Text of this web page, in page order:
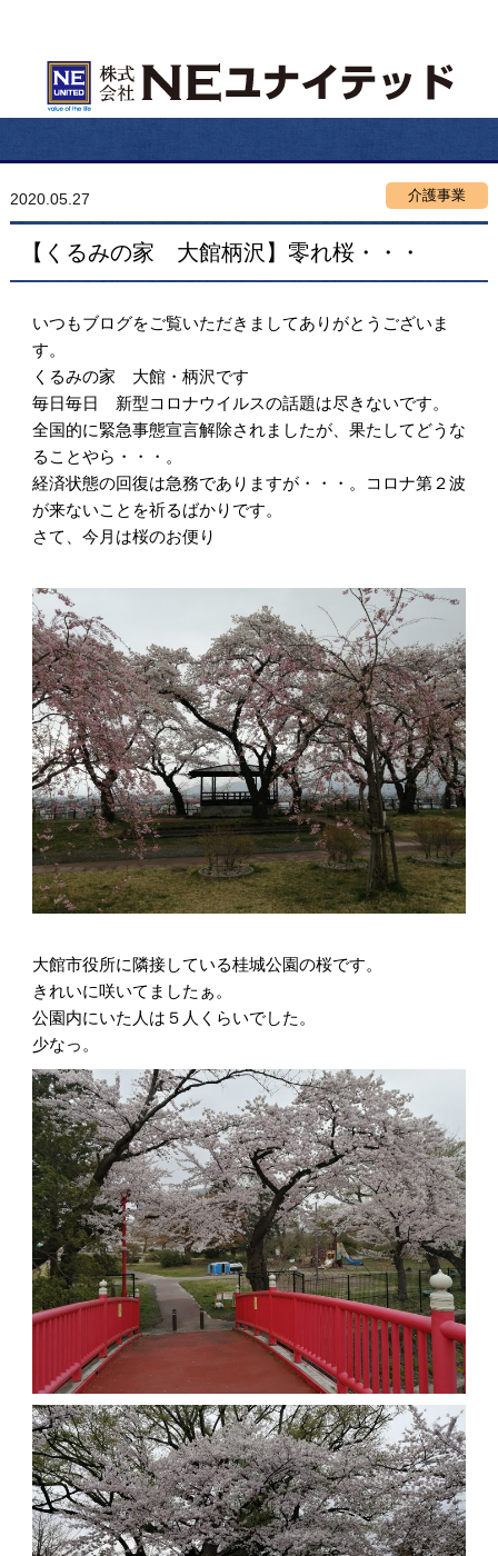
2020.05.27 介護事業
【くるみの家 大館柄沢】零れ桜・・・
いつもブログをご覧いただきましてありがとうございま
す。
くるみの家 大館・柄沢です
毎日毎日 新型コロナウイルスの話題は尽きないです。
全国的に緊急事態宣言解除されましたが、果たしてどうな
ることやら・・・。
経済状態の回復は急務でありますが・・・。コロナ第２波
が来ないことを祈るばかりです。
さて、今月は桜のお便り
大館市役所に隣接している桂城公園の桜です。
きれいに咲いてましたぁ。
公園内にいた人は５人くらいでした。
少なっ。